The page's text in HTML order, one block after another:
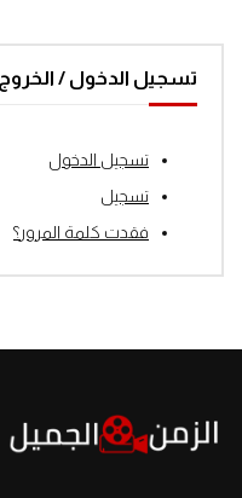
تسجيل الدخول / الخروج
تسجيل الدخول
تسجيل
فقدت كلمة المرور؟